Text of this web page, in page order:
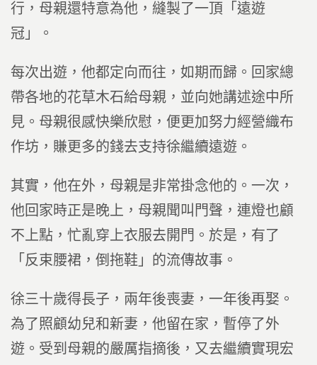
行，母親還特意為他，縫製了一頂「遠遊
冠」。
每次出遊，他都定向而往，如期而歸。回家總
帶各地的花草木石給母親，並向她講述途中所
見。母親很感快樂欣慰，便更加努力經營織布
作坊，賺更多的錢去支持徐繼續遠遊。
其實，他在外，母親是非常掛念他的。一次，
他回家時正是晚上，母親聞叫門聲，連燈也顧
不上點，忙亂穿上衣服去開門。於是，有了
「反束腰裙，倒拖鞋」的流傳故事。
徐三十歲得長子，兩年後喪妻，一年後再娶。
為了照顧幼兒和新妻，他留在家，暫停了外
遊。受到母親的嚴厲指摘後，又去繼續實現宏